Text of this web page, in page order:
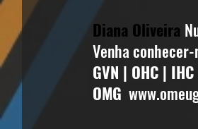
Diana Oliveira
Venha
GVN | OHC | IHC
OMG